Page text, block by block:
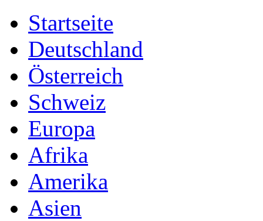
Startseite
Deutschland
Österreich
Schweiz
Europa
Afrika
Amerika
Asien